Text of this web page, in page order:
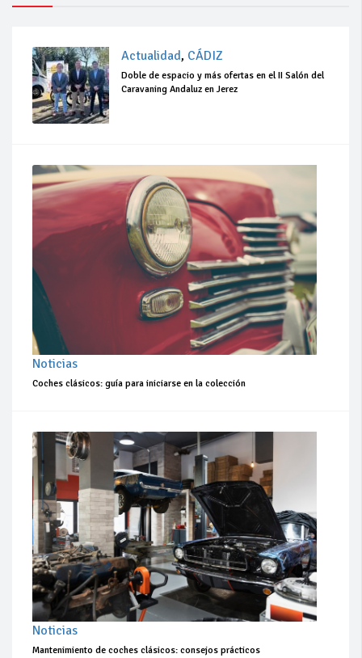
Actualidad, CÁDIZ
Doble de espacio y más ofertas en el II Salón del
Caravaning Andaluz en Jerez
Noticias
Coches clásicos: guía para iniciarse en la colección
Noticias
Mantenimiento de coches clásicos: consejos prácticos